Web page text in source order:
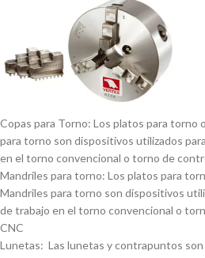
Copas para Torno: Los platos para torno
para torno son dispositivos utilizados
en el torno convencional o torno de
Mandriles para torno: Los platos para
Mandriles para torno son dispositivos
de trabajo en el torno convencional o
CNC
Lunetas: Las lunetas y contrapuntos